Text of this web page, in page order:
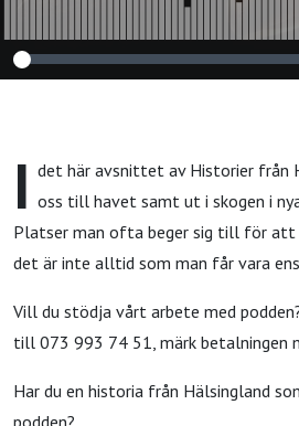
I det här avsnittet av Historier från
oss till havet samt ut i skogen i
Platser man ofta beger sig till för att
det är inte alltid som man får vara
Vill du stödja vårt arbete med
till 073 993 74 51, märk betalningen
Har du en historia från Hälsingland
podden?